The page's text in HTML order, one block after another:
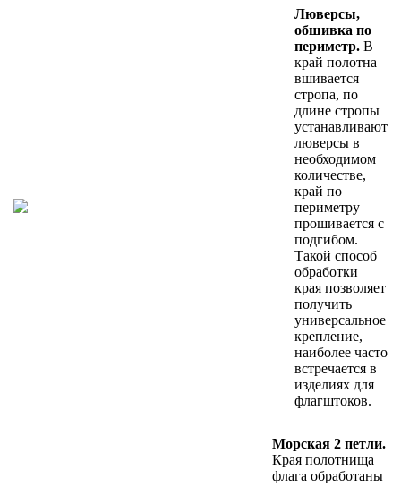
Люверсы,
обшивка по
периметр. В
край полотна
вшивается
стропа, по
длине стропы
устанавливают
люверсы в
необходимом
количестве,
край по
периметру
прошивается с
подгибом.
Такой способ
обработки
края позволяет
получить
универсальное
крепление,
наиболее часто
встречается в
изделиях для
флагштоков.
Морская 2 петли.
Края полотнища
флага обработаны